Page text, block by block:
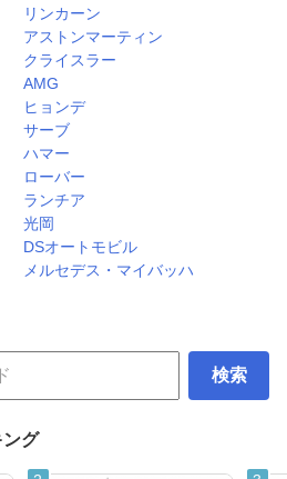
リンカーン
アストンマーティン
クライスラー
AMG
ヒョンデ
サーブ
ハマー
ローバー
ランチア
光岡
DSオートモビル
メルセデス・マイバッハ
検索
グ